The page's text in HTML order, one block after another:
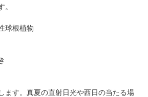
球根植物
ます。真夏の直射日光や西日の当たる場